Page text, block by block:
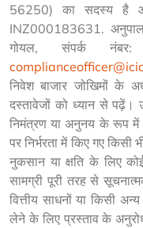
56250) का सदस्य है
INZ000183631.
गोयल, संपर्क
निवेश बाजार जोखिमों के
दस्तावेजों को ध्यान से पढ़ें।
निमंत्रण या अनुनय के रूप में
पर निर्भरता में किए गए किसी
नुकसान या क्षति के लिए
सामग्री पूरी तरह से
वित्तीय साधनों या किसी
लेने के लिए प्रस्ताव के